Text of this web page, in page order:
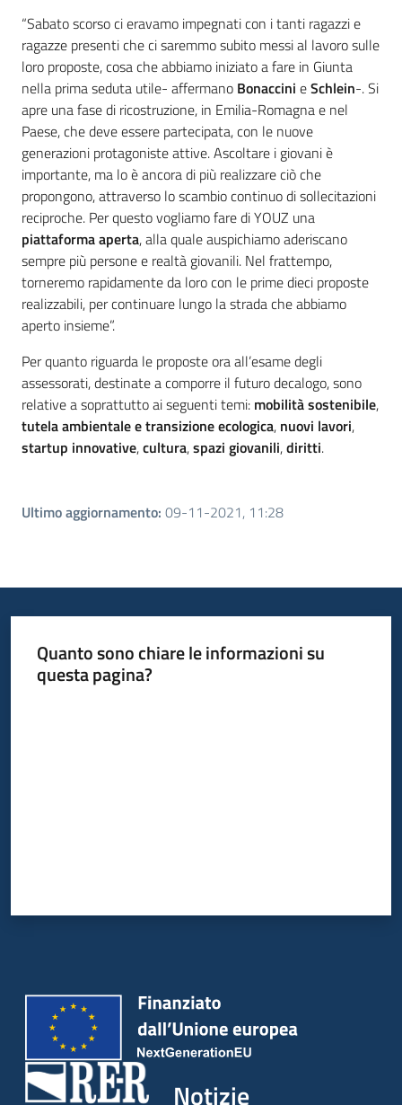
“Sabato scorso ci eravamo impegnati con i tanti ragazzi e
ragazze presenti che ci saremmo subito messi al lavoro sulle
loro proposte, cosa che abbiamo iniziato a fare in Giunta
nella prima seduta utile- affermano Bonaccini eSchlein-. Si
apre una fase di ricostruzione, in Emilia-Romagna e nel
Paese, che deve essere partecipata, con le nuove
generazioni protagoniste attive. Ascoltare i giovani è
importante, ma lo è ancora di più realizzare ciò che
propongono, attraverso lo scambio continuo di sollecitazioni
reciproche. Per questo vogliamo fare di YOUZ una
piattaforma aperta, alla quale auspichiamo aderiscano
sempre più persone e realtà giovanili. Nel frattempo,
torneremo rapidamente da loro con le prime dieci proposte
realizzabili, per continuare lungo la strada che abbiamo
aperto insieme”.
Per quanto riguarda le proposte ora all’esame degli
assessorati, destinate a comporre il futuro decalogo, sono
relative a soprattutto ai seguenti temi: mobilità sostenibile,
tutela ambientale e transizione ecologica, nuovi lavori,
startup innovative,cultura,spazi giovanili,diritti.
Ultimo aggiornamento: 09-11-2021, 11:28
Quanto sono chiare le informazioni su
questa pagina?
Notizie